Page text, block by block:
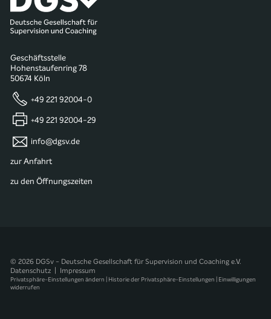
Geschäftsstelle
Hohenstaufenring 78
50674 Köln
+49 221 92004-0
+49 221 92004-29
info@dgsv.de
zur Anfahrt
zu den Öffnungszeiten
© 2026 DGSv - Deutsche Gesellschaft für Supervision und Coaching e.V.
Datenschutz
Impressum
Privatsphäre-Einstellungen ändern | Historie der Privatsphäre-Einstellungen | Einwilligungen
widerrufen